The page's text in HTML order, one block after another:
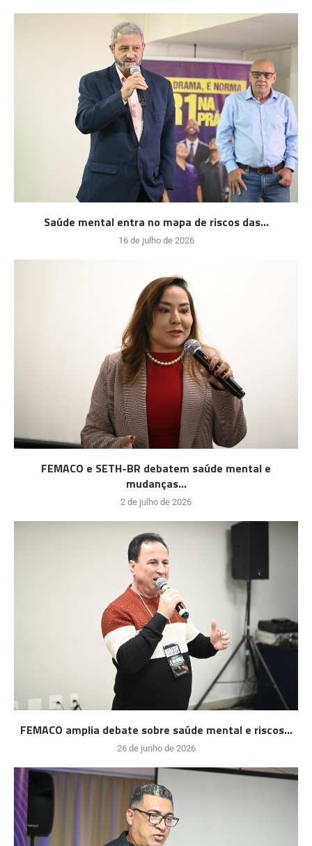
Saúde mental entra no mapa de riscos das...
16 de julho de 2026
FEMACO e SETH-BR debatem saúde mental e
mudanças...
2 de julho de 2026
FEMACO amplia debate sobre saúde mental e riscos...
26 de junho de 2026